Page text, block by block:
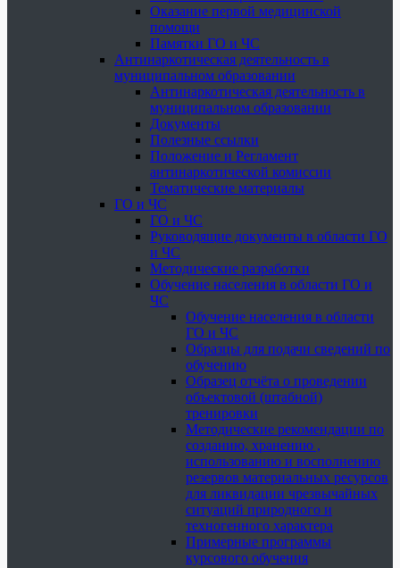
Оказание первой медицинской
помощи
Памятки ГО и ЧС
Антинаркотическая деятельность в
муниципальном образовании
Антинаркотическая деятельность в
муниципальном образовании
Документы
Полезные ссылки
Положение и Регламент
антинаркотической комиссии
Тематические материалы
ГО и ЧС
ГО и ЧС
Руководящие документы в области ГО
и ЧС
Методические разработки
Обучение населения в области ГО и
ЧС
Обучение населения в области
ГО и ЧС
Образцы для подачи сведений по
обучению
Образец отчёта о проведении
объектовой (штабной)
тренировки
Методические рекомендации по
созданию, хранению ,
использованию и восполнению
резервов материальных ресурсов
для ликвидации чрезвычайных
ситуаций природного и
техногенного характера
Примерные программы
курсового обучения